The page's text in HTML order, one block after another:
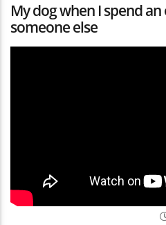
My dog when I spend
someone else